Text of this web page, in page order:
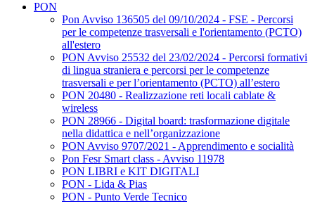
PON
Pon Avviso 136505 del 09/10/2024 - FSE - Percorsi
per le competenze trasversali e l'orientamento (PCTO)
all'estero
PON Avviso 25532 del 23/02/2024 - Percorsi formativi
di lingua straniera e percorsi per le competenze
trasversali e per l’orientamento (PCTO) all’estero
PON 20480 - Realizzazione reti locali cablate &
wireless
PON 28966 - Digital board: trasformazione digitale
nella didattica e nell’organizzazione
PON Avviso 9707/2021 - Apprendimento e socialità
Pon Fesr Smart class - Avviso 11978
PON LIBRI e KIT DIGITALI
PON - Lida & Pias
PON - Punto Verde Tecnico